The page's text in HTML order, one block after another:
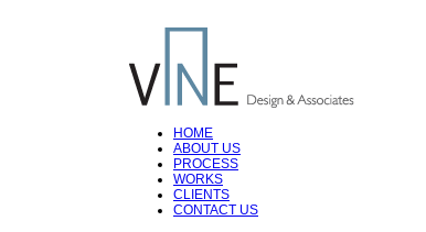
HOME
ABOUT US
PROCESS
WORKS
CLIENTS
CONTACT US